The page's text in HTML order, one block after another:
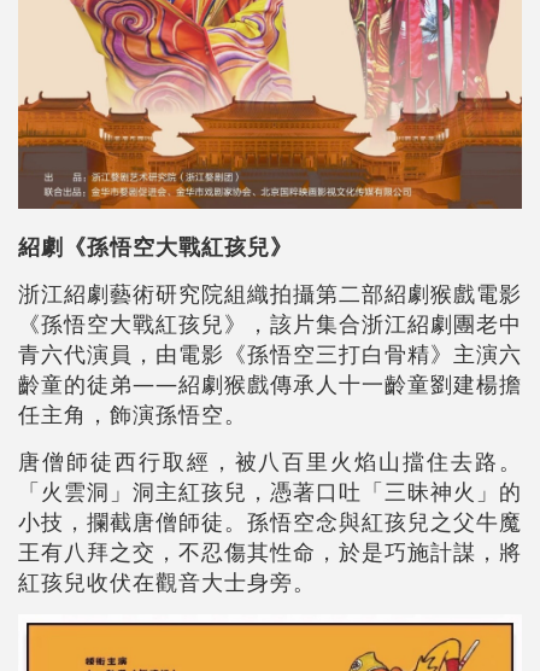
紹劇《孫悟空大戰紅孩兒》
浙江紹劇藝術研究院組織拍攝第二部紹劇猴戲電影
《孫悟空大戰紅孩兒》，該片集合浙江紹劇團老中
青六代演員，由電影《孫悟空三打白骨精》主演六
齡童的徒弟——紹劇猴戲傳承人十一齡童劉建楊擔
任主角，飾演孫悟空。
唐僧師徒西行取經，被八百里火焰山擋住去路。
「火雲洞」洞主紅孩兒，憑著口吐「三昧神火」的
小技，攔截唐僧師徒。孫悟空念與紅孩兒之父牛魔
王有八拜之交，不忍傷其性命，於是巧施計謀，將
紅孩兒收伏在觀音大士身旁。